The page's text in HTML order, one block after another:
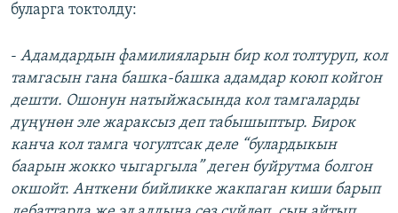
буларга токтолду:
-​ Адамдардын фамилияларын бир кол толтуруп, кол
тамгасын гана башка-башка адамдар коюп койгон
дешти. Ошонун натыйжасында кол тамгаларды
дүңүнөн эле жараксыз деп табышыптыр. Бирок
канча кол тамга чогултсак деле “булардыкын
баарын жокко чыгаргыла” деген буйрутма болгон
окшойт. Анткени бийликке жакпаган киши барып